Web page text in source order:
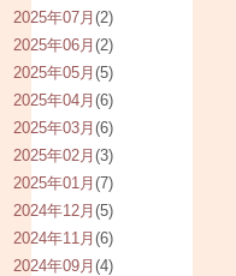
2025年07月 (2)
2025年06月 (2)
2025年05月 (5)
2025年04月 (6)
2025年03月 (6)
2025年02月 (3)
2025年01月 (7)
2024年12月 (5)
2024年11月 (6)
2024年09月 (4)